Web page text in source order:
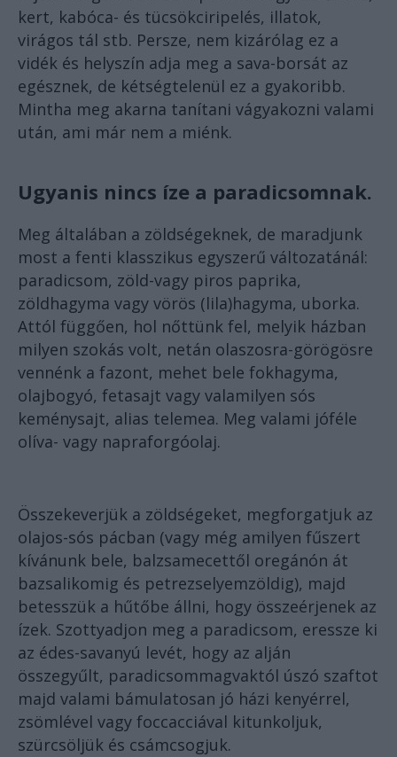
kert, kabóca- és tücsökciripelés, illatok,
virágos tál stb. Persze, nem kizárólag ez a
vidék és helyszín adja meg a sava-borsát az
egésznek, de kétségtelenül ez a gyakoribb.
Mintha meg akarna tanítani vágyakozni valami
után, ami már nem a miénk.
Ugyanis nincs íze a paradicsomnak.
Meg általában a zöldségeknek, de maradjunk
most a fenti klasszikus egyszerű változatánál:
paradicsom, zöld-vagy piros paprika,
zöldhagyma vagy vörös (lila)hagyma, uborka.
Attól függően, hol nőttünk fel, melyik házban
milyen szokás volt, netán olaszosra-görögösre
vennénk a fazont, mehet bele fokhagyma,
olajbogyó, fetasajt vagy valamilyen sós
keménysajt, alias telemea. Meg valami jóféle
olíva- vagy napraforgóolaj.
Összekeverjük a zöldségeket, megforgatjuk az
olajos-sós pácban (vagy még amilyen fűszert
kívánunk bele, balzsamecettől oregánón át
bazsalikomig és petrezselyemzöldig), majd
betesszük a hűtőbe állni, hogy összeérjenek az
ízek. Szottyadjon meg a paradicsom, eressze ki
az édes-savanyú levét, hogy az alján
összegyűlt, paradicsommagvaktól úszó szaftot
majd valami bámulatosan jó házi kenyérrel,
zsömlével vagy foccacciával kitunkoljuk,
szürcsöljük és csámcsogjuk.